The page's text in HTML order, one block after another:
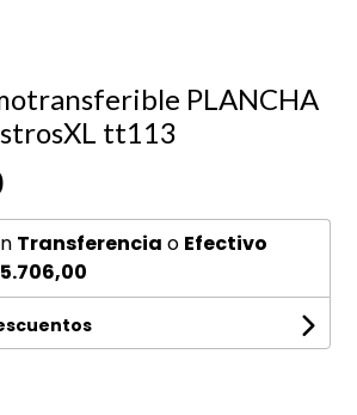
PLANCHA
tt113
Transferencia o Efectivo